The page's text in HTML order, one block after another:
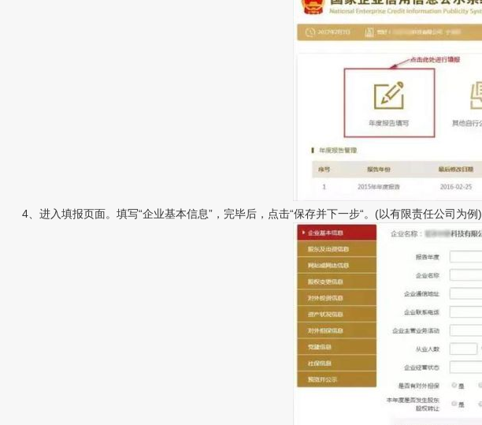
4、进入填报页面。填写“企业基本信息”，完毕后，点击“保存并下一步“。(以有限责任公司为例)